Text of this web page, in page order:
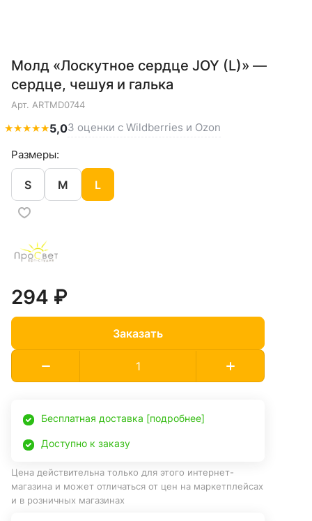
Молд «Лоскутное сердце JOY (L)» —
сердце, чешуя и галька
Арт. ARTMD0744
★★★★★5,03 оценки с Wildberries и Ozon
Размеры:
S M L
294 ₽
Заказать
Бесплатная доставка [подробнее]
Доступно к заказу
Цена действительна только для этого интернет-
магазина и может отличаться от цен на маркетплейсах
и в розничных магазинах